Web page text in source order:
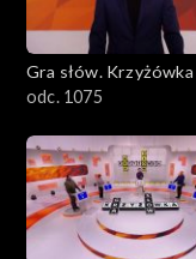
Gra słów. Krzyżówka
odc. 1075